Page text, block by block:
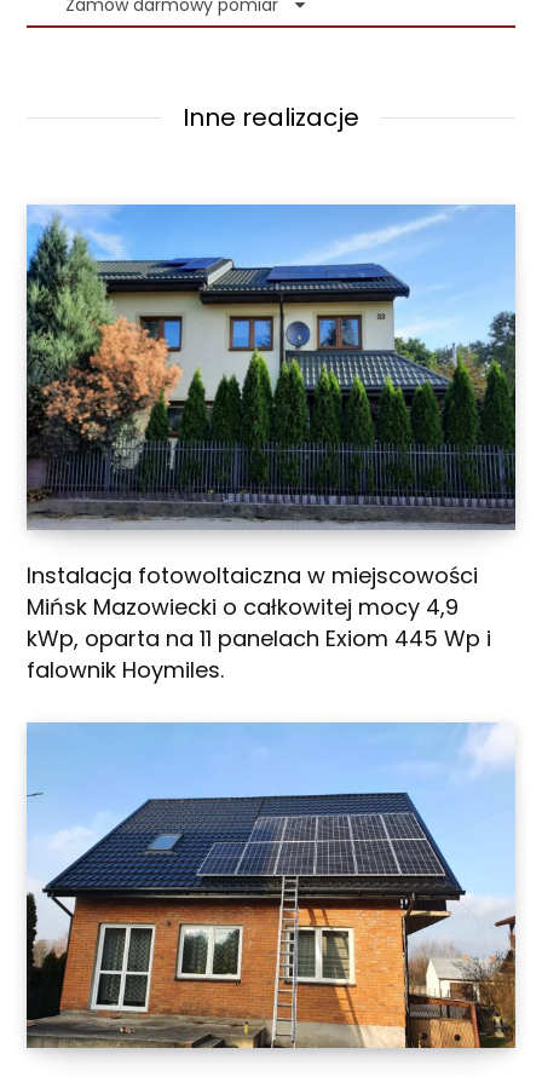
Inne realizacje
Instalacja fotowoltaiczna w miejscowości
Mińsk Mazowiecki o całkowitej mocy 4,9
kWp, oparta na 11 panelach Exiom 445 Wp i
falownik Hoymiles.